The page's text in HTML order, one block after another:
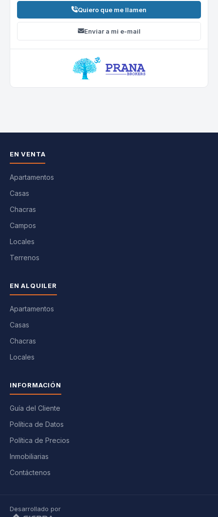
Quiero que me llamen
Enviar a mi e-mail
EN VENTA
Apartamentos
Casas
Chacras
Campos
Locales
Terrenos
EN ALQUILER
Apartamentos
Casas
Chacras
Locales
INFORMACIÓN
Guía del Cliente
Política de Datos
Política de Precios
Inmobiliarias
Contáctenos
Desarrollado por